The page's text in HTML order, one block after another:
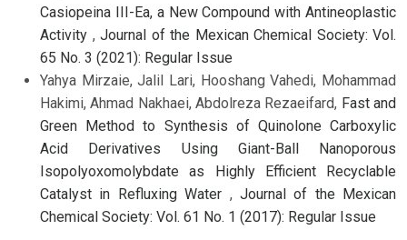
Casiopeina III-Ea, a New Compound with Antineoplastic
Activity , Journal of the Mexican Chemical Society: Vol.
65 No. 3 (2021): Regular Issue
Yahya Mirzaie, Jalil Lari, Hooshang Vahedi, Mohammad
Hakimi, Ahmad Nakhaei, Abdolreza Rezaeifard, Fast and
Green Method to Synthesis of Quinolone Carboxylic
Acid Derivatives Using Giant-Ball Nanoporous
Isopolyoxomolybdate as Highly Efficient Recyclable
Catalyst in Refluxing Water , Journal of the Mexican
Chemical Society: Vol. 61 No. 1 (2017): Regular Issue